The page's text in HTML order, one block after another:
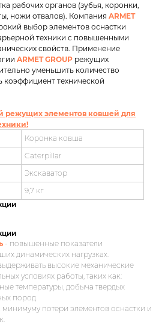
рабочих органов (зубья, коронки,
ножи отвалов). Компания ARMET
выбор элементов оснастки
техники с повышенными
свойств. Применение
ARMET GROUP режущих
уменьшить количество
коэффициент технической
режущих элементов ковшей для
Коронка ковша
Caterpillar
Экскаватор
9,7 кг
- повышенные показатели
динамических нагрузках.
высокие механические
условиях работы, таких как:
температуры, добыча твердых
пород.
минимуму потери элементов оснастки и